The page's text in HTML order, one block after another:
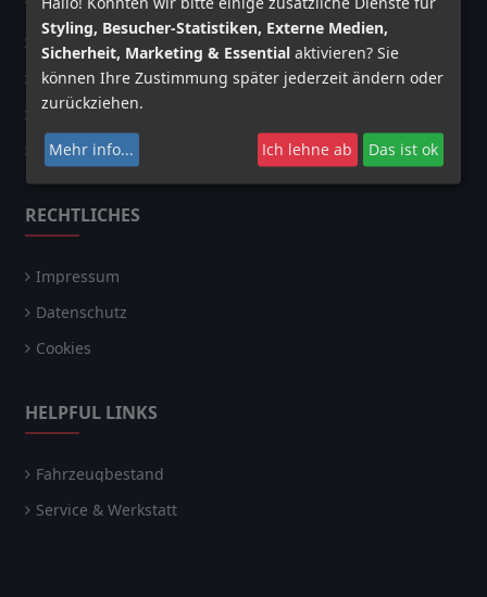
Team
Jobs
Kontakt
Soziales Engagement
RECHTLICHES
Impressum
Datenschutz
Cookies
HELPFUL LINKS
Fahrzeugbestand
Service & Werkstatt
Styling, Besucher-Statistiken, Externe Medien,
Sicherheit, Marketing & Essential aktivieren? Sie
können Ihre Zustimmung später jederzeit ändern oder
zurückziehen.
Mehr info... Ich lehne ab Das ist ok